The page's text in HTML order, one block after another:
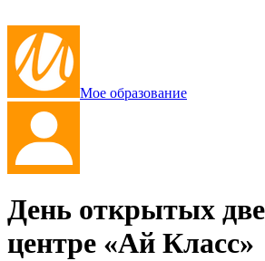
Мое образование
День открытых
центре «Ай Класс»